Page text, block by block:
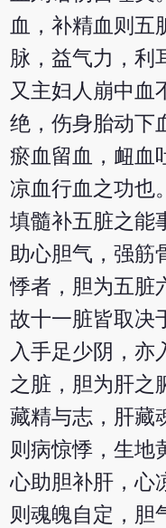
血，补精血则五
脉，益气力，利
又主妇人崩中血
绝，伤身胎动下
瘀血留血，衄血
凉血行血之功也
填髓补五脏之能
助心胆气，强筋
悸者，胆为五脏
故十一脏皆取决
入手足少阴，亦
之脏，胆为肝之
藏精与志，肝藏
则病惊悸，生地
心助胆补肝，心
则魂魄自定，胆